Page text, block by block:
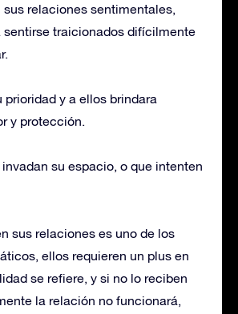
sus relaciones sentimentales,
sentirse traicionados difícilmente
prioridad y a ellos brindara
y protección.
su espacio, o que intenten
sus relaciones es uno de los
ellos requieren un plus en
se refiere, y si no lo reciben
la relación no funcionará,